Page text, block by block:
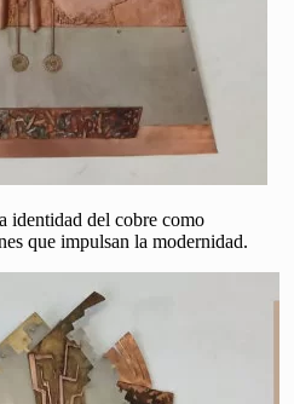
identidad del cobre como
que impulsan la modernidad.